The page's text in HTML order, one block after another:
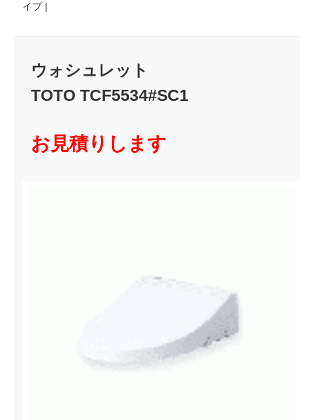
イプ |
ウォシュレット
TOTO TCF5534#SC1
お見積りします